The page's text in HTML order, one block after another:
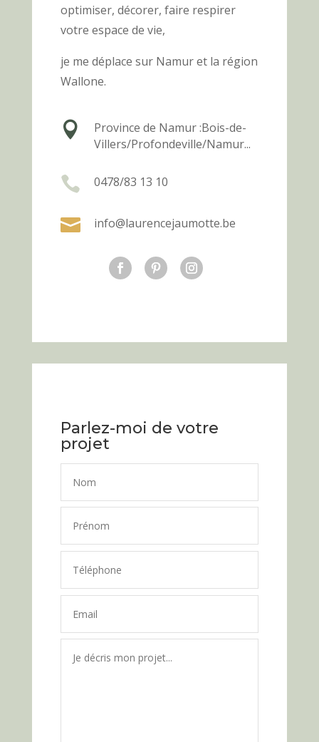
optimiser, décorer, faire respirer
votre espace de vie,
je me déplace sur Namur et la région
Wallone.
 Province de Namur :Bois-de-
Villers/Profondeville/Namur...
 0478/83 13 10
 info@laurencejaumotte.be
Parlez-moi de votre
projet